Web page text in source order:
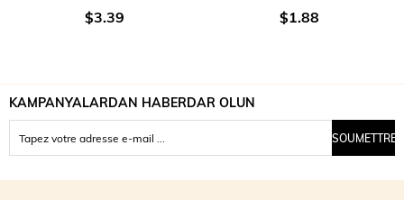
$3.39 $1.88
KAMPANYALARDAN HABERDAR OLUN
SOUMETTRE